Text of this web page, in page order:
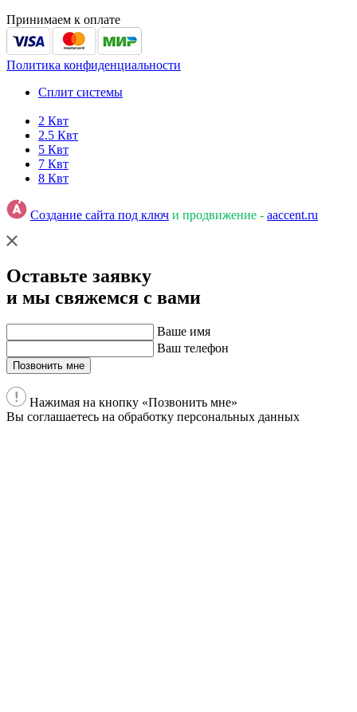
Принимаем к оплате
Политика конфиденциальности
Сплит системы
2 Квт
2.5 Квт
5 Квт
7 Квт
8 Квт
Создание сайта под ключ и продвижение - aaccent.ru
Оставьте заявку
и мы свяжемся с вами
Ваше имя
Ваш телефон
Позвонить мне
Нажимая на кнопку «Позвонить мне»
Вы соглашаетесь на обработку персональных данных